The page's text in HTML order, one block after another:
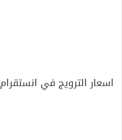
اسعار الترويج في انستقرام